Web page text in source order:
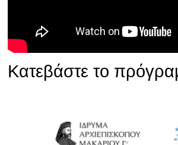
Κατεβάστε το